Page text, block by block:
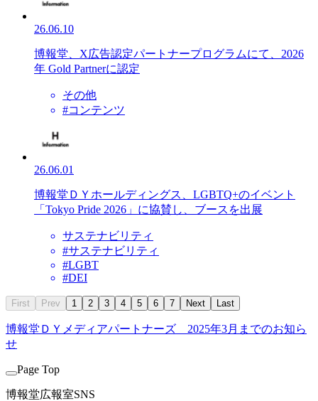
26.06.10
博報堂、X広告認定パートナープログラムにて、2026
年 Gold Partnerに認定
その他
#コンテンツ
26.06.01
博報堂ＤＹホールディングス、LGBTQ+のイベント
「Tokyo Pride 2026」に協賛し、ブースを出展
サステナビリティ
#サステナビリティ
#LGBT
#DEI
First Prev 1 2 3 4 5 6 7 Next Last
博報堂ＤＹメディアパートナーズ 2025年3月までのお知ら
せ
Page Top
博報堂広報室SNS